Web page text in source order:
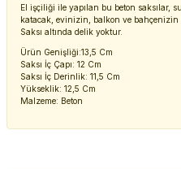
El işçiliği ile yapılan bu beton saksılar,
katacak, evinizin, balkon ve bahçenizin
Saksı altında delik yoktur.
Ürün Genişliği:13,5 Cm
Saksı İç Çapı: 12 Cm
Saksı İç Derinlik: 11,5 Cm
Yükseklik: 12,5 Cm
Malzeme: Beton